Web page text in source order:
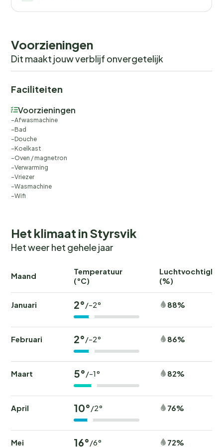
Voorzieningen
Dit maakt jouw verblijf onvergetelijk
Faciliteiten
Voorzieningen
Afwasmachine
Bad
Douche
Koelkast
Oven / magnetron
Verwarming
Vriezer
Wasmachine
Wifi
Het klimaat in Styrsvik
Het weer het gehele jaar
Maand
Temperatuur
(°C)
(%)
Januari 2°/-2° 88%
Februari 2°/-2° 86%
Maart 5°/-1° 82%
April 10°/2° 76%
Mei 16°/6° 72%